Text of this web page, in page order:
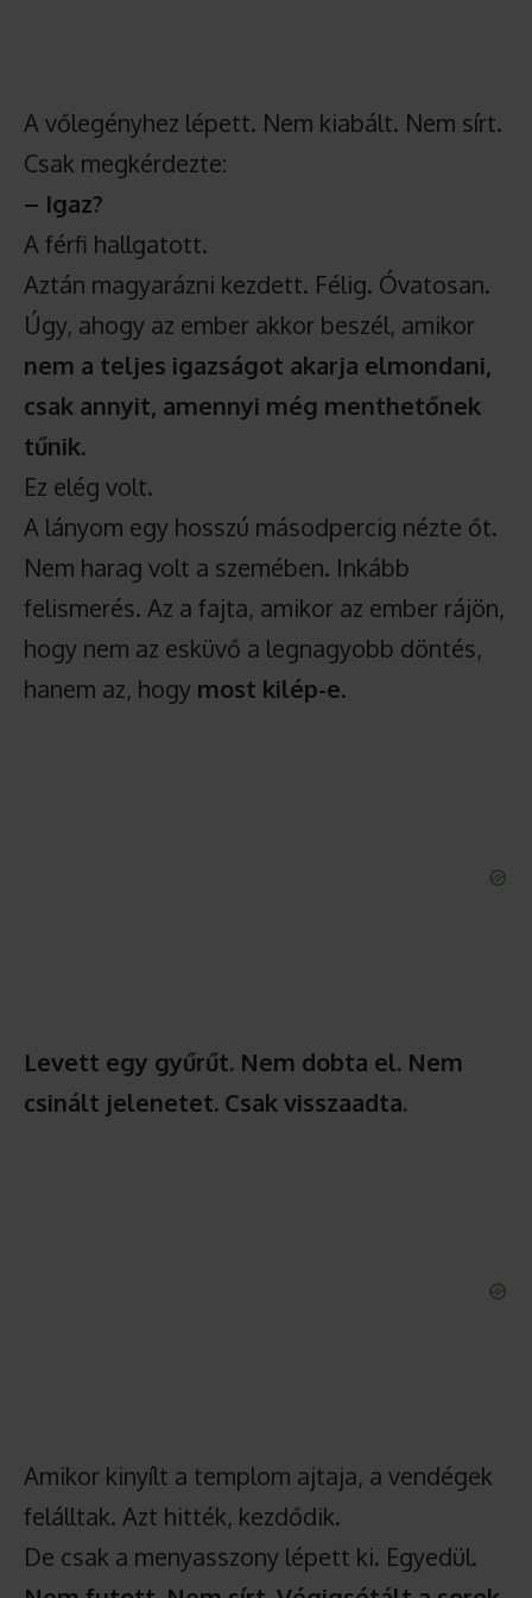
A vőlegényhez lépett. Nem kiabált. Nem sírt.
Csak megkérdezte:
– Igaz?
A férfi hallgatott.
Aztán magyarázni kezdett. Félig. Óvatosan.
Úgy, ahogy az ember akkor beszél, amikor
nem a teljes igazságot akarja elmondani,
csak annyit, amennyi még menthetőnek
tűnik.
Ez elég volt.
A lányom egy hosszú másodpercig nézte őt.
Nem harag volt a szemében. Inkább
felismerés. Az a fajta, amikor az ember rájön,
hogy nem az esküvő a legnagyobb döntés,
hanem az, hogy most kilép-e.
Levett egy gyűrűt. Nem dobta el. Nem
csinált jelenetet. Csak visszaadta.
Amikor kinyílt a templom ajtaja, a vendégek
felálltak. Azt hitték, kezdődik.
De csak a menyasszony lépett ki. Egyedül.